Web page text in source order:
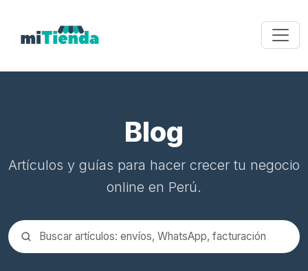
Blog
Artículos y guías para hacer crecer tu negocio
online en Perú.
Buscar en el blog